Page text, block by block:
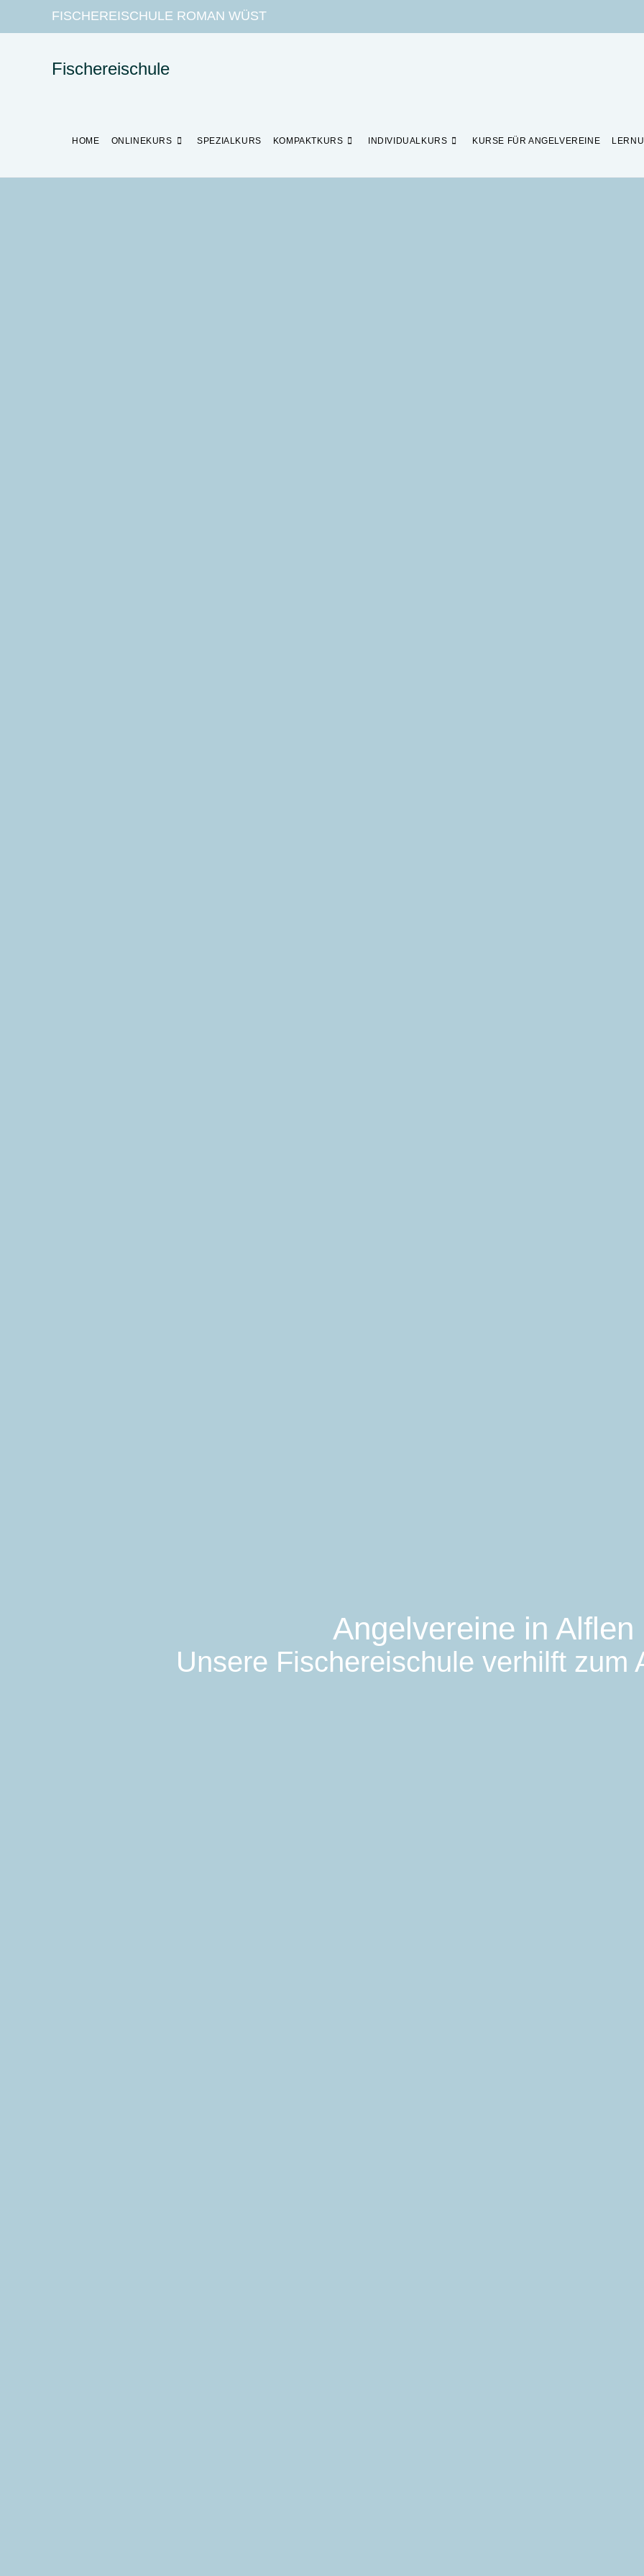
FISCHEREISCHULE ROMAN WÜST
Fischereischule
HOME ONLINEKURS SPEZIALKURS KOMPAKTKURS INDIVIDUALKURS KURSE FÜR ANGELVEREINE
Angelvereine in Alflen
Unsere Fischereischule verhilft zum